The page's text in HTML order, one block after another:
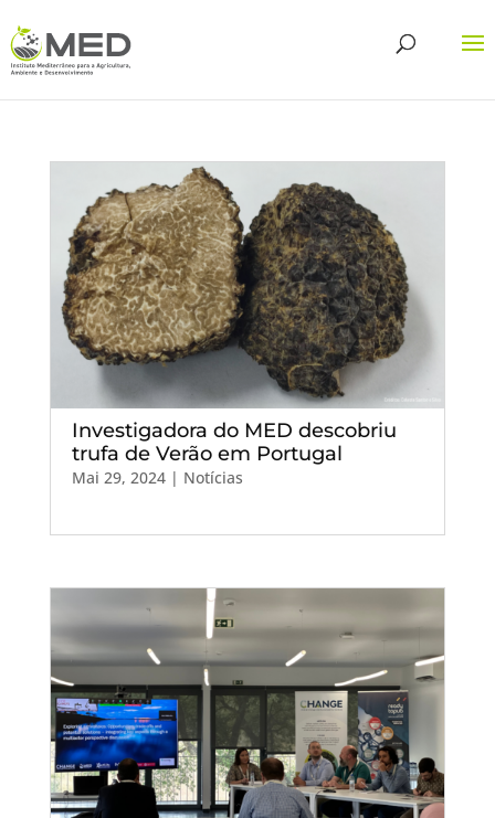
Investigadora do MED descobriu
trufa de Verão em Portugal
Mai 29, 2024| Notícias